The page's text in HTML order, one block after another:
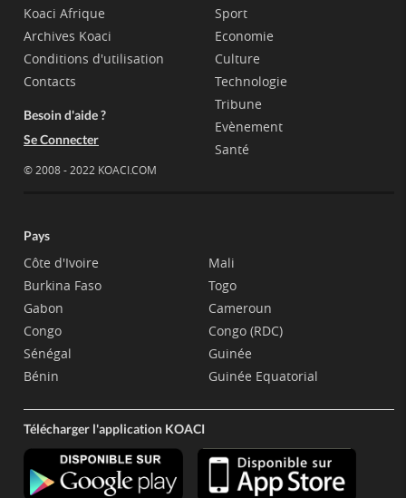
Koaci Afrique
Archives Koaci
Conditions d'utilisation
Contacts
Besoin d'aide ?
Se Connecter
© 2008 - 2022 KOACI.COM
Sport
Economie
Culture
Technologie
Tribune
Evènement
Santé
Pays
Côte d'Ivoire
Burkina Faso
Gabon
Congo
Sénégal
Bénin
Mali
Togo
Cameroun
Congo (RDC)
Guinée
Guinée Equatorial
Télécharger l'application KOACI